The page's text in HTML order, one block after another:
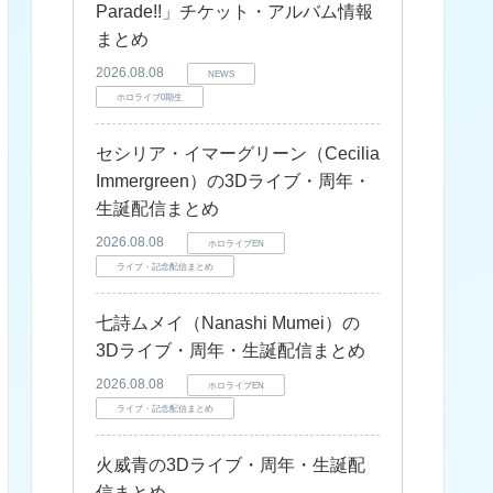
Parade!!」チケット・アルバム情報
まとめ
2026.08.08 NEWS
ホロライブ0期生
セシリア・イマーグリーン（Cecilia
Immergreen）の3Dライブ・周年・
生誕配信まとめ
2026.08.08 ホロライブEN
ライブ・記念配信まとめ
七詩ムメイ（Nanashi Mumei）の
3Dライブ・周年・生誕配信まとめ
2026.08.08 ホロライブEN
ライブ・記念配信まとめ
火威青の3Dライブ・周年・生誕配